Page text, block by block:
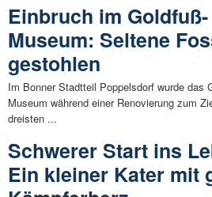
Einbruch im Goldfuß-
Museum: Seltene
gestohlen
Im Bonner Stadtteil Poppelsdorf wurde das
Museum während einer Renovierung zum
dreisten ...
Schwerer Start ins
Ein kleiner Kater mit